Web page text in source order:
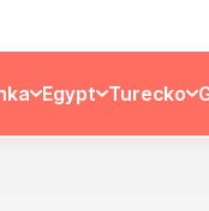
Egypt Turecko